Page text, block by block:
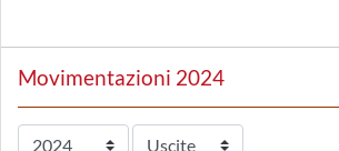
Movimentazioni 2024